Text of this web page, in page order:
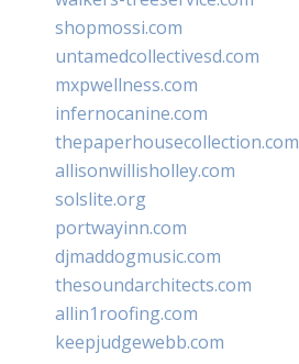
shopmossi.com
untamedcollectivesd.com
mxpwellness.com
infernocanine.com
thepaperhousecollection.com
allisonwillisholley.com
solslite.org
portwayinn.com
djmaddogmusic.com
thesoundarchitects.com
allin1roofing.com
keepjudgewebb.com